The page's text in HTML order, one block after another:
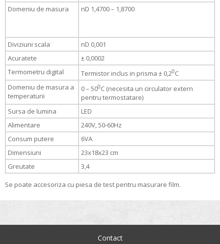
Domeniu de masura
nD 1,4700 – 1,8700
Diviziuni scala
nD 0,001
Acuratete
± 0,0002
Termometru digital
Termistor inclus in prisma ± 0,20C
Domeniu de masura a
temperaturii
0 – 500C (necesita un circulator extern
pentru termostatare)
Sursa de lumina
LED
Alimentare
240V, 50-60Hz
Consum putere
6VA
Dimensiuni
23x18x23 cm
Greutate
3,4
Se poate accesoriza cu piesa de test pentru masurare film.
Contact